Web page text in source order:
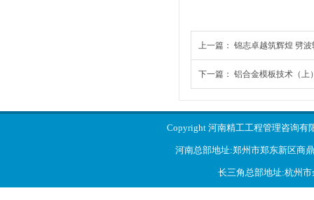
上一篇： 锦志卓越筑辉煌 劈
下一篇： 铝合金模板技术（上
Copyright 河南精工工程管理咨询
河南总部地址:郑州市郑东新区商
长三角总部地址:杭州